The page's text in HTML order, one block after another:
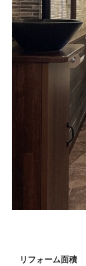
リフォーム面積